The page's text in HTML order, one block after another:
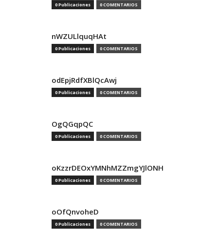
0 Publicaciones 0 COMENTARIOS
nWZULlquqHAt
0 Publicaciones 0 COMENTARIOS
odEpjRdfXBlQcAwj
0 Publicaciones 0 COMENTARIOS
OgQGqpQC
0 Publicaciones 0 COMENTARIOS
oKzzrDEOxYMNhMZZmgYJlONH
0 Publicaciones 0 COMENTARIOS
oOfQnvoheD
0 Publicaciones 0 COMENTARIOS